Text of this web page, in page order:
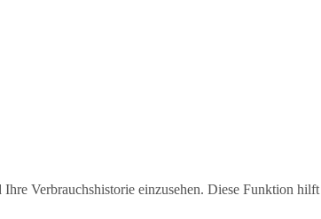
Verbrauchshistorie einzusehen. Diese Funktion